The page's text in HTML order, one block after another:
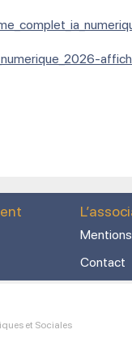
Contact
et Sociales